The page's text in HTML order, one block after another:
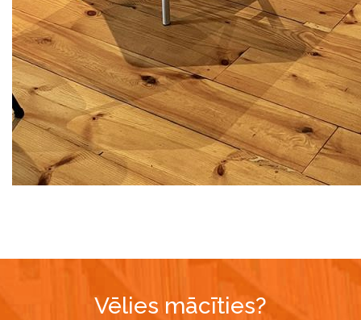
Vēlies mācīties?